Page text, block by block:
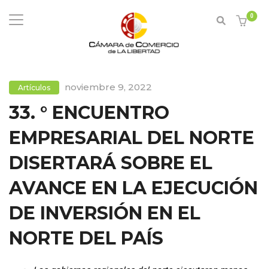
0
Artículos noviembre 9, 2022
33. ° ENCUENTRO
EMPRESARIAL DEL NORTE
DISERTARÁ SOBRE EL
AVANCE EN LA EJECUCIÓN
DE INVERSIÓN EN EL
NORTE DEL PAÍS